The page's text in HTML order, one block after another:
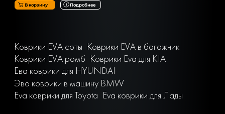
В корзину Подробнее
Коврики EVA соты Коврики EVA в багажник
Коврики EVA ромб Коврики Eva для KIA
Ева коврики для HYUNDAI
Эво коврики в машину BMW
Eva коврики для Toyota Eva коврики для Лады